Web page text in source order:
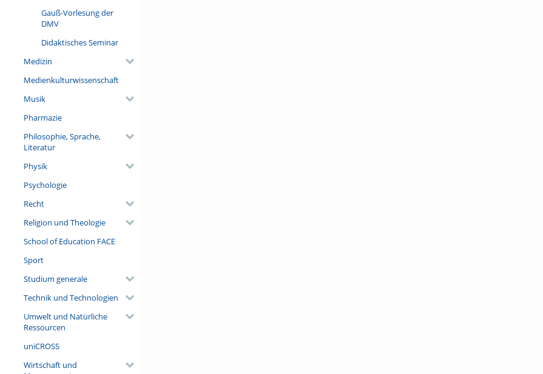
Gauß-Vorlesung der
DMV
Didaktisches Seminar
Medizin
Medienkulturwissenschaft
Musik
Pharmazie
Philosophie, Sprache,
Literatur
Physik
Psychologie
Recht
Religion und Theologie
School of Education FACE
Sport
Studium generale
Technik und Technologien
Umwelt und Natürliche
Ressourcen
uniCROSS
Wirtschaft und